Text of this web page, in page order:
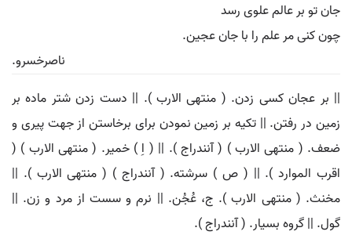
جان تو بر عالم علوی رسد
چون کنی مر علم را با جان عجین.
ناصرخسرو.
|| بر عجان کسی زدن. ( منتهی الارب ). || دست زدن شتر ماده بر
زمین در رفتن. || تکیه بر زمین نمودن برای برخاستن از جهت پیری و
ضعف. ( منتهی الارب ) ( آنندراج ). || ( اِ ) خمیر. ( منتهی الارب ) (
اقرب الموارد ). || ( ص ) سرشته. ( آنندراج ) ( منتهی الارب ). ||
مخنث. ( منتهی الارب ). ج، عُجُن. || نرم و سست از مرد و زن. ||
گول. || گروه بسیار. ( آنندراج ).